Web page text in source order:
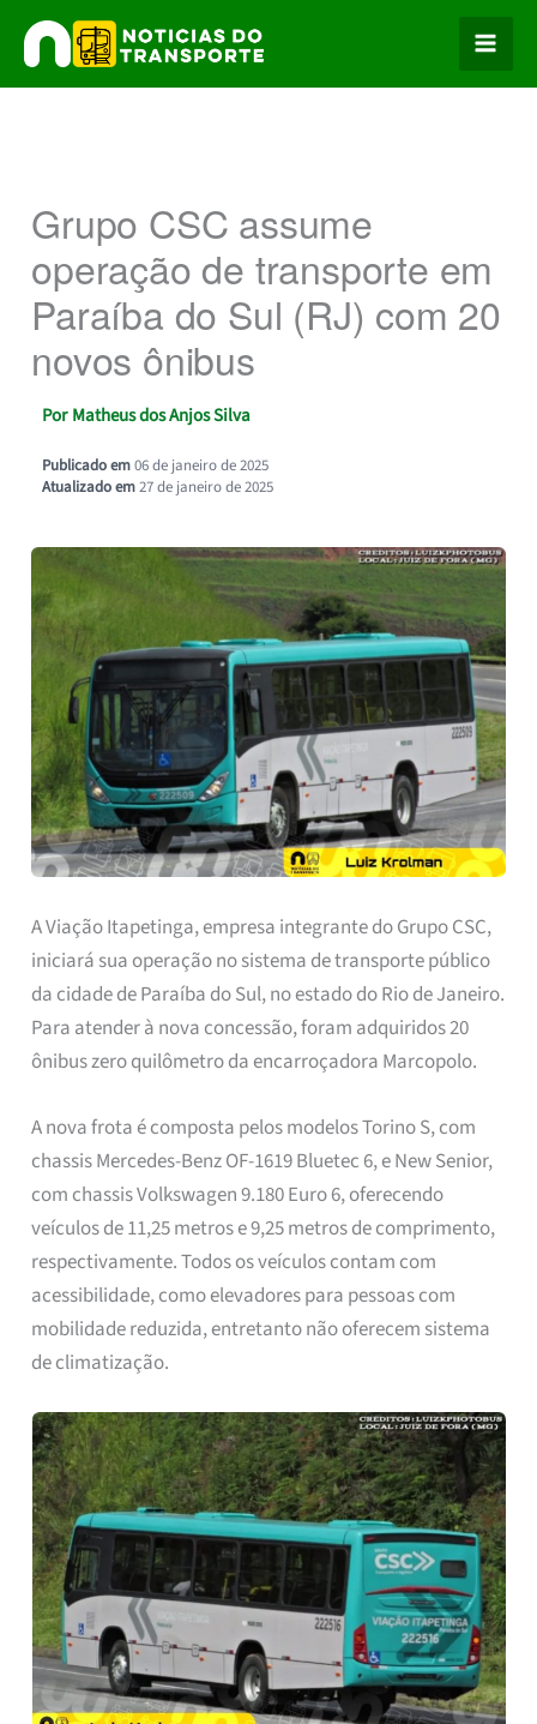
para
o
Grupo CSC assume
operação de transporte em
Paraíba do Sul (RJ) com 20
novos ônibus
Por Matheus dos Anjos Silva
Publicado em06 de janeiro de 2025
Atualizado em27 de janeiro de 2025
A Viação Itapetinga, empresa integrante do Grupo CSC,
iniciará sua operação no sistema de transporte público
da cidade de Paraíba do Sul, no estado do Rio de Janeiro.
Para atender à nova concessão, foram adquiridos 20
ônibus zero quilômetro da encarroçadora Marcopolo.
A nova frota é composta pelos modelos Torino S, com
chassis Mercedes-Benz OF-1619 Bluetec 6, e New Senior,
com chassis Volkswagen 9.180 Euro 6, oferecendo
veículos de 11,25 metros e 9,25 metros de comprimento,
respectivamente. Todos os veículos contam com
acessibilidade, como elevadores para pessoas com
mobilidade reduzida, entretanto não oferecem sistema
de climatização.